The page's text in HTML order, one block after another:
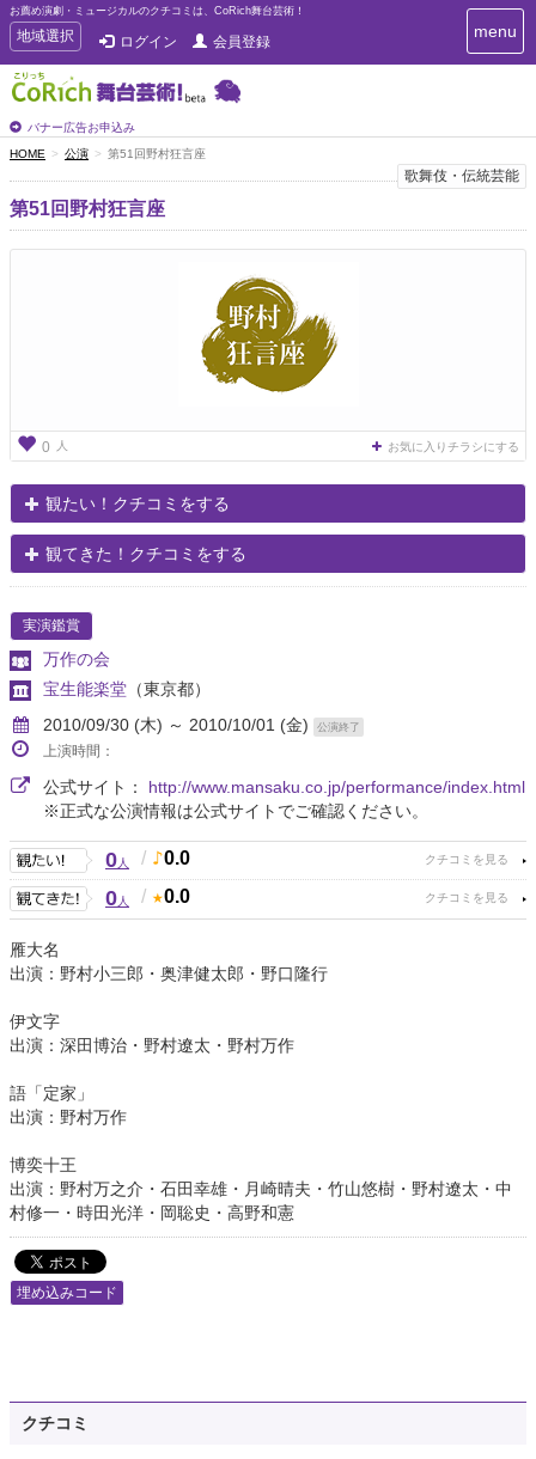
お薦め演劇・ミュージカルのクチコミは、CoRich舞台芸術！
T
o
g
g
e
n
a
v
i
地域選択 ログイン 会員登録
バナー広告お申込み
T
o
n
i
menu
HOME 公演 第51回野村狂言座
歌舞伎・伝統芸能
第51回野村狂言座
0 人 お気に入りチラシにする
観たい！クチコミをする
観てきた！クチコミをする
実演鑑賞
万作の会
宝生能楽堂 （東京都）
2010/09/30 (木) ～ 2010/10/01 (金)
公演終了
上演時間：
公式サイト： http://www.mansaku.co.jp/performance/index.html
※正式な公演情報は公式サイトでご確認ください。
0人 / 0.0
0人 / 0.0
雁大名
出演：野村小三郎・奥津健太郎・野口隆行
伊文字
出演：深田博治・野村遼太・野村万作
語「定家」
出演：野村万作
博奕十王
出演：野村万之介・石田幸雄・月崎晴夫・竹山悠樹・野村遼太・中
村修一・時田光洋・岡聡史・高野和憲
埋め込みコード
クチコミ